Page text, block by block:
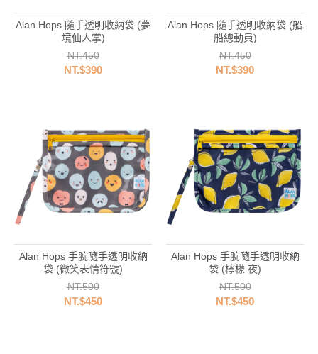
Alan Hops 隨手透明收納袋 (夢
境仙人掌)
NT.450
NT.$390
Alan Hops 隨手透明收納袋 (船
船總動員)
NT.450
NT.$390
Alan Hops 手腕隨手透明收納
袋 (微笑表情符號)
NT.500
NT.$450
Alan Hops 手腕隨手透明收納
袋 (檸檬 夜)
NT.500
NT.$450